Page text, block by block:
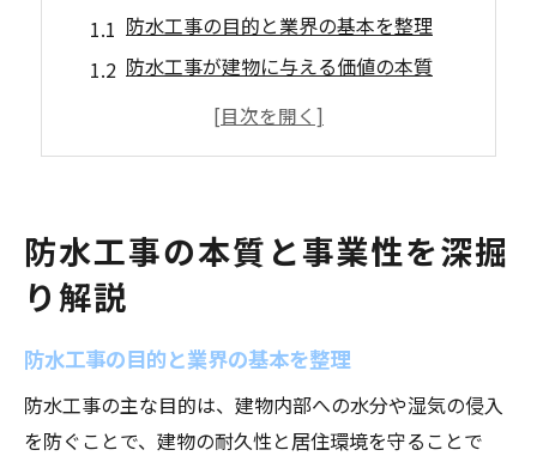
防水工事の目的と業界の基本を整理
防水工事が建物に与える価値の本質
大阪府の市場特性と防水工事の関係性
大阪府で防水工事を成功させる秘訣
大阪府の気候特性と防水工事対策
防水工事成功のための施工手順とは
信頼できる防水工事業者の見極め方
大阪府で防水工事の満足度を高める方法
防水工事の本質と事業性を深掘
り解説
防水工事の目的と業界の基本を整理
防水工事の主な目的は、建物内部への水分や湿気の侵入
を防ぐことで、建物の耐久性と居住環境を守ることで